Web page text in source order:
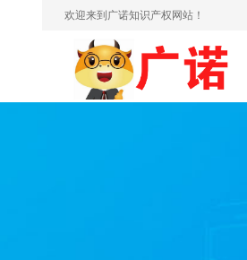
欢迎来到广诺知识产权网站！